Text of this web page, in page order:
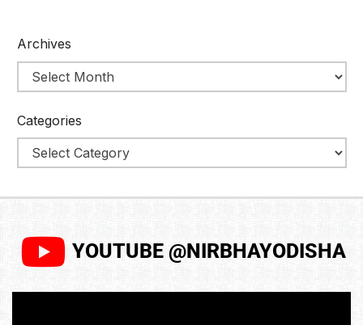
Archives
Categories
YOUTUBE @NIRBHAYODISHA